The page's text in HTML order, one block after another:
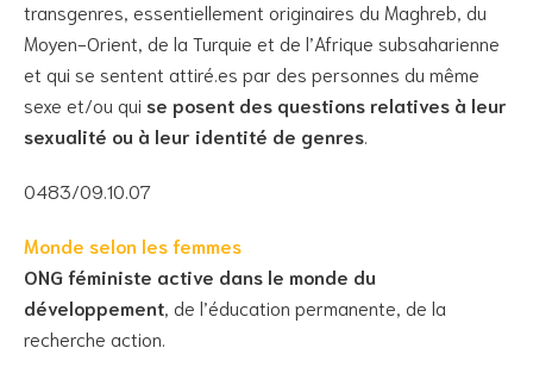
transgenres, essentiellement originaires du Maghreb, du
Moyen-Orient, de la Turquie et de l’Afrique subsaharienne
et qui se sentent attiré.es par des personnes du même
sexe et/ou qui se posent des questions relatives à leur
sexualité ou à leur identité de genres
0483/09.10.07
Monde selon les femmes
ONG féministe active dans le monde du
développement , de l’éducation permanente, de la
recherche action.